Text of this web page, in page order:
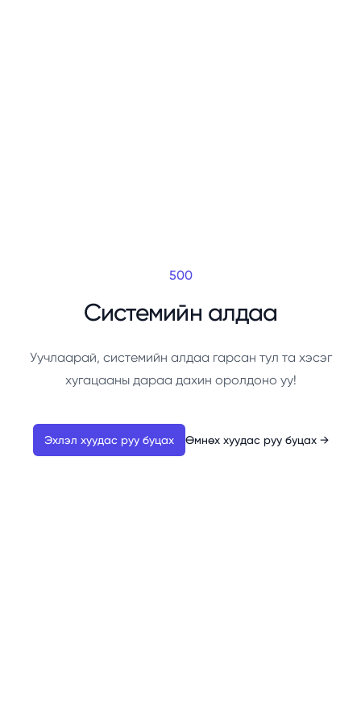
500
Системийн алдаа
Уучлаарай, системийн алдаа гарсан тул та хэсэг
хугацааны дараа дахин оролдоно уу!
Эхлэл хуудас руу буцах Өмнөх хуудас руу буцах →